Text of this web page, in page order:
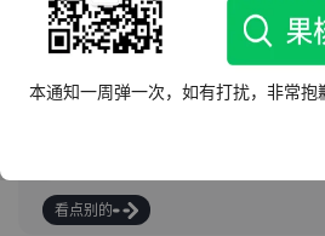
小米公司发言人澄清，小米汽车从未
汽车。市场传闻小米欲收购恒大汽
产能，但小米公司否认此计划。传闻
有潜在卖方拟出售部分股份，买家
看点别的
本通知一周弹一次，如有打扰，非常抱